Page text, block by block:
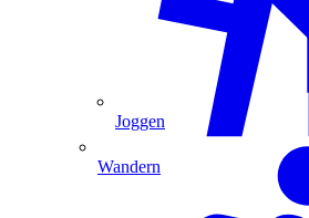
Joggen
Wandern